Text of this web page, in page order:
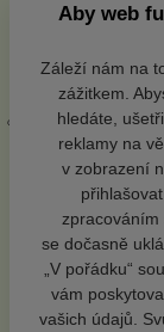
Aby web
Záleží nám na
zážitkem.
hledáte,
reklamy na
v zobrazení
se dočasně
„V pořádku“
vám
vašich údajů.